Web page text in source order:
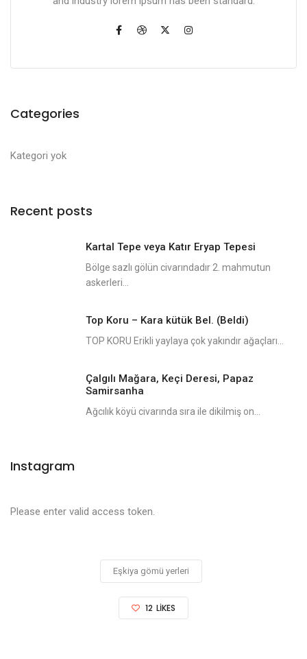
Categories
Kategori yok
Recent posts
Kartal Tepe veya Katır Eryap Tepesi
Bölge sazlı gölün civarındadır 2. mahmutun
askerleri...
Top Koru – Kara kütük Bel. (Beldi)
TOP KORU Erikli yaylaya çok yakındır ağaçları...
Çalgılı Mağara, Keçi Deresi, Papaz
Samirsanha
Ağcılık köyü civarında sıra ile dikilmiş on...
Instagram
Please enter valid access token.
Eşkiya gömü yerleri
12 LIKES